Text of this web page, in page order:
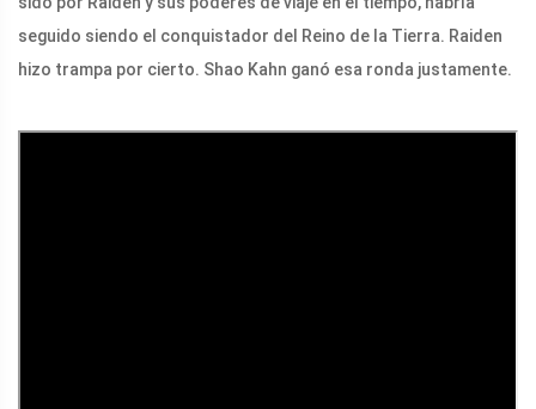
seguido siendo el conquistador del Reino de la Tierra. Raiden
hizo trampa por cierto. Shao Kahn ganó esa ronda justamente.